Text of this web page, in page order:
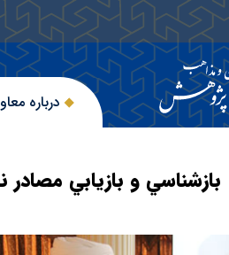
درباره
بازشناسي و بازيابي